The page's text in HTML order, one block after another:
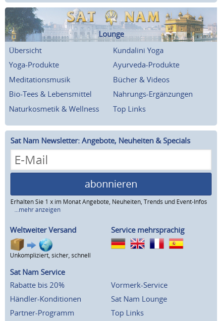
Lounge
Übersicht
Kundalini Yoga
Yoga-Produkte
Ayurveda-Produkte
Meditationsmusik
Bücher & Videos
Bio-Tees & Lebensmittel
Nahrungs-Ergänzungen
Naturkosmetik & Wellness
Top Links
Sat Nam Newsletter: Angebote, Neuheiten & Specials
abonnieren
Erhalten Sie 1 x im Monat Angebote, Neuheiten, Trends und Event-Infos
...mehr anzeigen
Weltweiter Versand
Unkompliziert, sicher, schnell
Service mehrsprachig
Sat Nam Service
Rabatte bis 20%
Händler-Konditionen
Partner-Programm
Vormerk-Service
Sat Nam Lounge
Top Links